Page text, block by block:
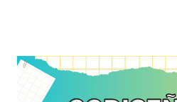
herramienta que acompañe en el
aula, cuya estructura permitirá